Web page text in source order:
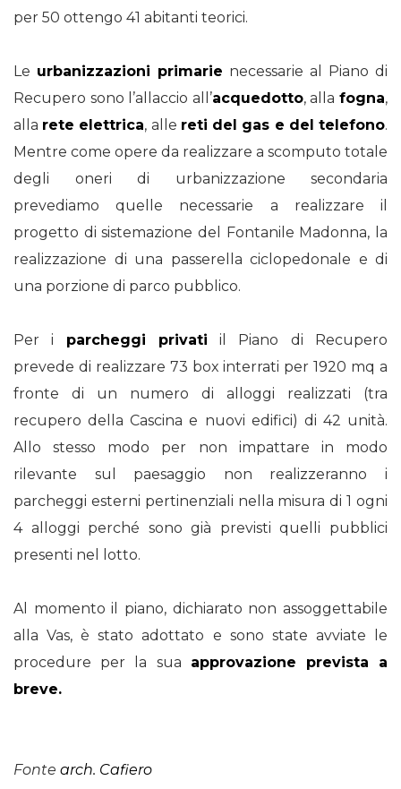
per 50 ottengo 41 abitanti teorici.
Le urbanizzazioni primarie necessarie al Piano di
Recupero sono l’allaccio all’acquedotto, allafogna,
alla rete elettrica, alle reti del gas e del telefono.
Mentre come opere da realizzare a scomputo totale
degli oneri di urbanizzazione secondaria
prevediamo quelle necessarie a realizzare il
progetto di sistemazione del Fontanile Madonna, la
realizzazione di una passerella ciclopedonale e di
una porzione di parco pubblico.
Per i parcheggi privati il Piano di Recupero
prevede di realizzare 73 box interrati per 1920 mq a
fronte di un numero di alloggi realizzati (tra
recupero della Cascina e nuovi edifici) di 42 unità.
Allo stesso modo per non impattare in modo
rilevante sul paesaggio non realizzeranno i
parcheggi esterni pertinenziali nella misura di 1 ogni
4 alloggi perché sono già previsti quelli pubblici
presenti nel lotto.
Al momento il piano, dichiarato non assoggettabile
alla Vas, è stato adottato e sono state avviate le
procedure per la sua approvazione prevista a
breve.
Fonte arch. Cafiero